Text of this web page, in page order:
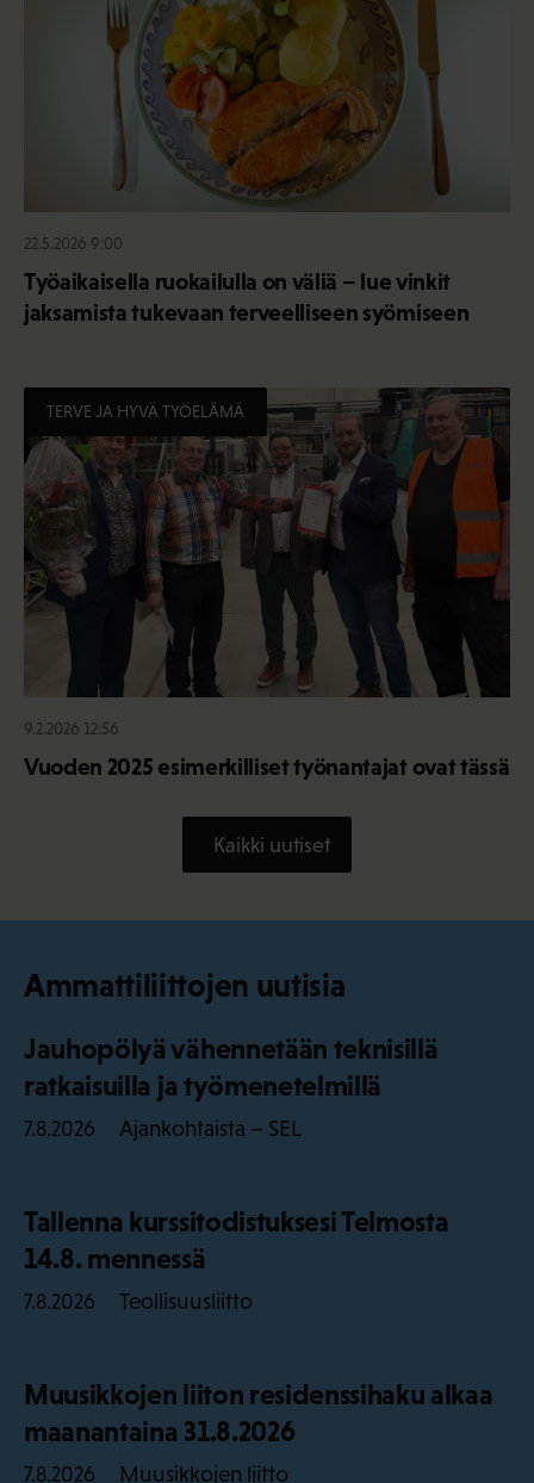
22.5.2026 9:00
Työaikaisella ruokailulla on väliä – lue vinkit
jaksamista tukevaan terveelliseen syömiseen
TERVE JA HYVÄ TYÖELÄMÄ
9.2.2026 12:56
Vuoden 2025 esimerkilliset työnantajat ovat tässä
Kaikki uutiset
Ammattiliittojen uutisia
Jauhopölyä vähennetään teknisillä
ratkaisuilla ja työmenetelmillä
7.8.2026 Ajankohtaista – SEL
Tallenna kurssitodistuksesi Telmosta
14.8. mennessä
7.8.2026 Teollisuusliitto
Muusikkojen liiton residenssihaku alkaa
maanantaina 31.8.2026
7.8.2026 Muusikkojen liitto